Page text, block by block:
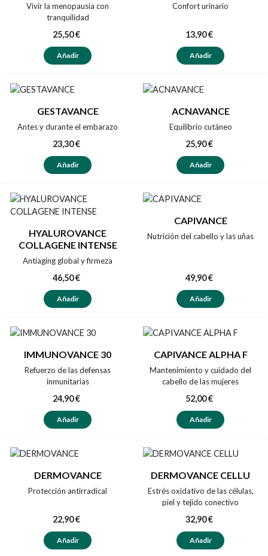
Vivir la menopausia con
tranquilidad
25,50 €
Añadir
Confort urinario
13,90 €
Añadir
GESTAVANCE
Antes y durante el embarazo
23,30 €
Añadir
ACNAVANCE
Equilibrio cutáneo
25,90 €
Añadir
HYALUROVANCE
COLLAGENE INTENSE
Antiaging global y firmeza
46,50 €
Añadir
CAPIVANCE
Nutrición del cabello y las uñas
49,90 €
Añadir
IMMUNOVANCE 30
Refuerzo de las defensas
inmunitarias
24,90 €
Añadir
CAPIVANCE ALPHA F
Mantenimiento y cuidado del
cabello de las mujeres
52,00 €
Añadir
DERMOVANCE
Protección antirradical
22,90 €
Añadir
DERMOVANCE CELLU
Estrés oxidativo de las células,
piel y tejido conectivo
32,90 €
Añadir